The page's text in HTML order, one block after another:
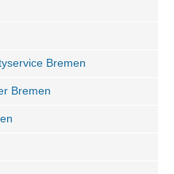
Bremen
Bremen